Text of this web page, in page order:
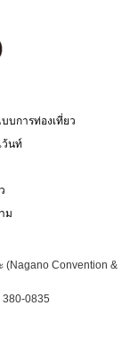
บการท่องเที่ยว
ว้นท์
ม
(Nagano Convention &
0835